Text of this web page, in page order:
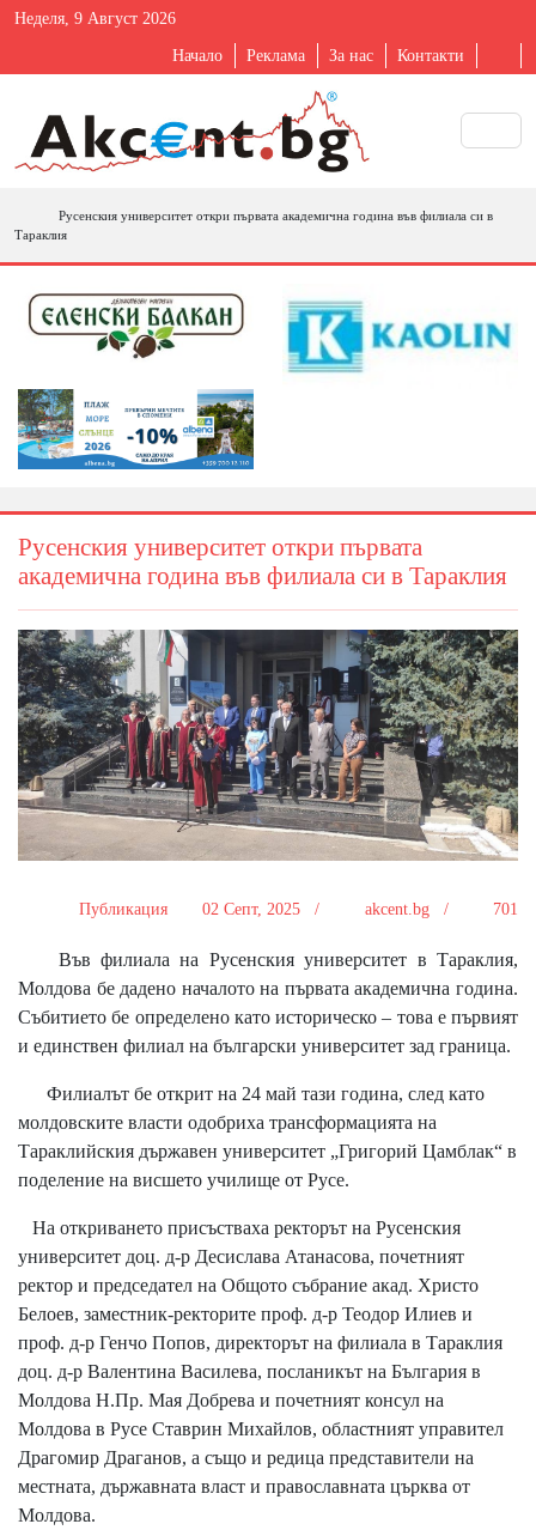
Неделя, 9 Август 2026
Начало Реклама За нас Контакти
Русенския университет откри първата академична година във филиала си в
Тараклия
Русенския университет откри първата
академична година във филиала си в Тараклия
Публикация 02 Септ, 2025 / akcent.bg / 701
Във филиала на Русенския университет в Тараклия,
Молдова бе дадено началото на първата академична година.
Събитието бе определено като историческо – това е първият
и единствен филиал на български университет зад граница.
Филиалът бе открит на 24 май тази година, след като
молдовските власти одобриха трансформацията на
Тараклийския държавен университет „Григорий Цамблак“ в
поделение на висшето училище от Русе.
На откриването присъстваха ректорът на Русенския
университет доц. д-р Десислава Атанасова, почетният
ректор и председател на Общото събрание акад. Христо
Белоев, заместник-ректорите проф. д-р Теодор Илиев и
проф. д-р Генчо Попов, директорът на филиала в Тараклия
доц. д-р Валентина Василева, посланикът на България в
Молдова Н.Пр. Мая Добрева и почетният консул на
Молдова в Русе Ставрин Михайлов, областният управител
Драгомир Драганов, а също и редица представители на
местната, държавната власт и православната църква от
Молдова.